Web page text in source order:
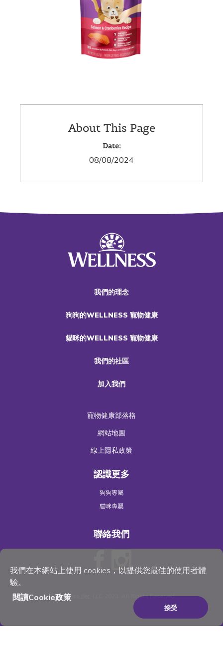
我們在本網站上使用 cookies，以提供您最佳的使用者體
驗。
閱讀Cookie政策
接受
About This Page
Date:
08/08/2024
我們的理念
狗狗的WELLNESS 寵物健康
貓咪的WELLNESS 寵物健康
我們的社區
加入我們
寵物健康部落格
網站地圖
線上隱私政策
認識更多
狗狗專屬
貓咪專屬
聯絡我們
©Wellness Pet , LLC 2023. All Rights Reserved